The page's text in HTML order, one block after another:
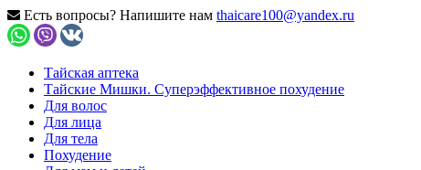
Есть вопросы? Напишите нам thaicare100@yandex.ru
Тайская аптека
Тайские Мишки. Суперэффективное похудение
Для волос
Для лица
Для тела
Похудение